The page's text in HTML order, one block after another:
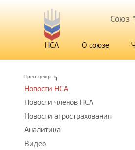
Союз
НСА О союзе
Пресс-центр
Новости НСА
Новости членов НСА
Новости агрострахования
Аналитика
Видео